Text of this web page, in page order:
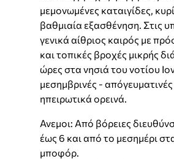
μεμονωμένες καταιγίδες,
βαθμιαία εξασθένηση. Στις
γενικά αίθριος καιρός με
και τοπικές βροχές μικρής
ώρες στα νησιά του νοτίου
μεσημβρινές -
ηπειρωτικά ορεινά.
Ανεμοι: Από βόρειες
έως 6 και από το μεσημέρι
μποφόρ.